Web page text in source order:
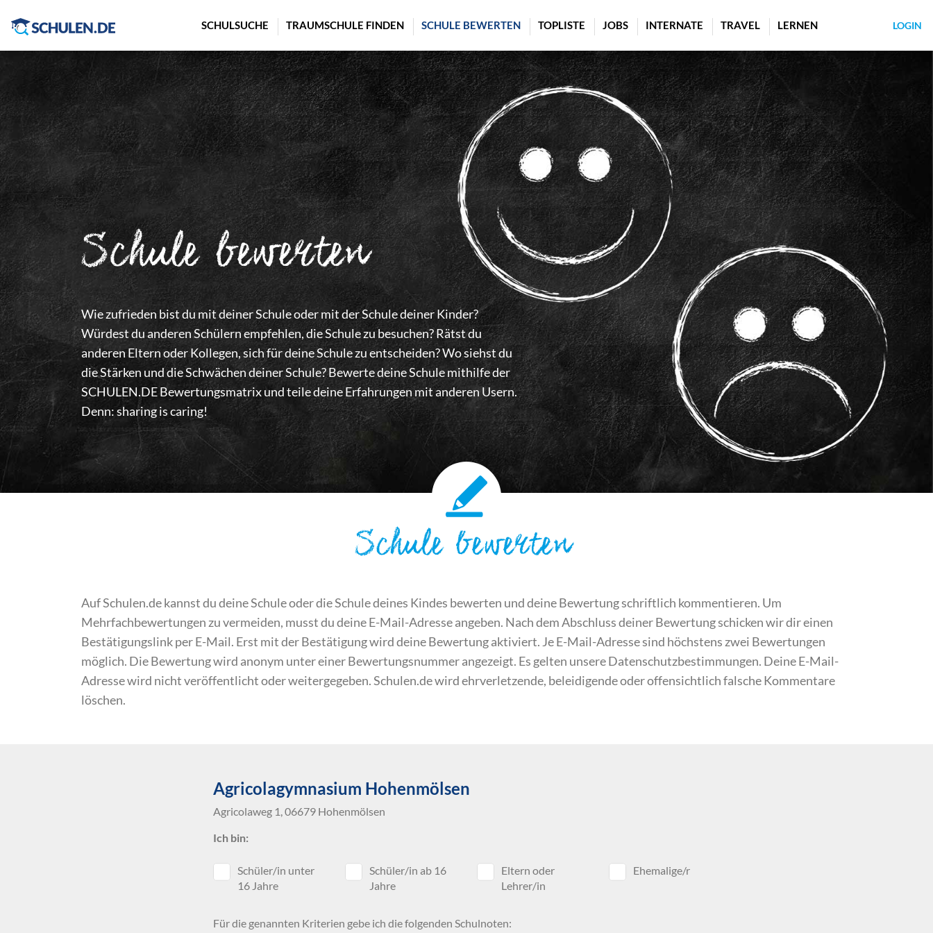
SCHULSUCHE TRAUMSCHULE FINDEN SCHULE BEWERTEN TOPLISTE JOBS INTERNATE TRAVEL LERNEN LOGIN
Schule bewerten
Wie zufrieden bist du mit deiner Schule oder mit der Schule deiner Kinder?
Würdest du anderen Schülern empfehlen, die Schule zu besuchen? Rätst du
anderen Eltern oder Kollegen, sich für deine Schule zu entscheiden? Wo siehst du
die Stärken und die Schwächen deiner Schule? Bewerte deine Schule mithilfe der
SCHULEN.DE Bewertungsmatrix und teile deine Erfahrungen mit anderen Usern.
Denn: sharing is caring!
Schule bewerten
Auf Schulen.de kannst du deine Schule oder die Schule deines Kindes bewerten und deine Bewertung schriftlich kommentieren. Um
Mehrfachbewertungen zu vermeiden, musst du deine E-Mail-Adresse angeben. Nach dem Abschluss deiner Bewertung schicken wir dir einen
Bestätigungslink per E-Mail. Erst mit der Bestätigung wird deine Bewertung aktiviert. Je E-Mail-Adresse sind höchstens zwei Bewertungen
möglich. Die Bewertung wird anonym unter einer Bewertungsnummer angezeigt. Es gelten unsere Datenschutzbestimmungen. Deine E-Mail-
Adresse wird nicht veröffentlicht oder weitergegeben. Schulen.de wird ehrverletzende, beleidigende oder offensichtlich falsche Kommentare
löschen.
Agricolagymnasium Hohenmölsen
Agricolaweg 1, 06679 Hohenmölsen
Ich bin:
Schüler/in unter
16 Jahre
Schüler/in ab 16
Jahre
Eltern oder
Lehrer/in
Ehemalige/r
Für die genannten Kriterien gebe ich die folgenden Schulnoten: